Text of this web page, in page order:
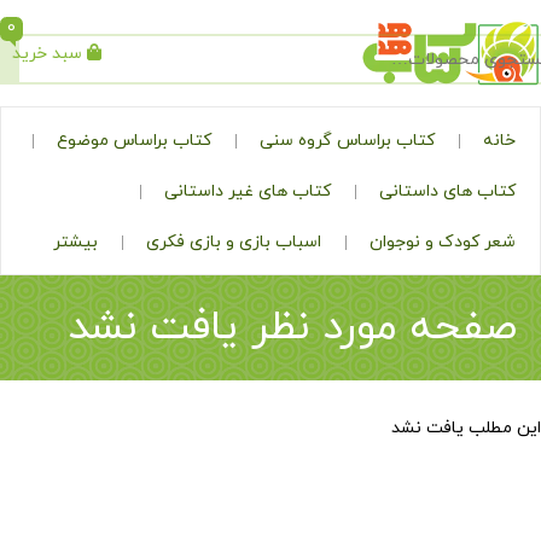
جستجو سبد خرید
0
کتاب براساس گروه سنی کتاب براساس موضوع
داستانی کتاب های غیر داستانی
و نوجوان اسباب بازی و بازی فکری بیشتر
مورد نظر یافت نشد
نشد